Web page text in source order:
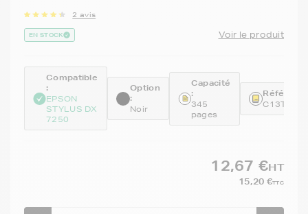
2 avis
EN STOCK Voir le produit
Compatible
:
EPSON
STYLUS DX
7250
Option
:
Noir
Capacité
:
345
pages
12,67 €HT
15,20 €TTC